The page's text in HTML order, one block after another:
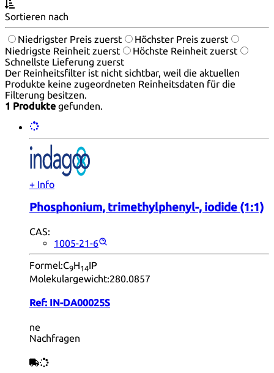
Sortieren nach
Niedrigster Preis zuerst
Höchster Preis zuerst
Niedrigste Reinheit zuerst
Höchste Reinheit zuerst
Schnellste Lieferung zuerst
Der Reinheitsfilter ist nicht sichtbar, weil die aktuellen
Produkte keine zugeordneten Reinheitsdaten für die
Filterung besitzen.
1 Produkte gefunden.
+ Info
Phosphonium, trimethylphenyl-, iodide (1:1)
CAS:
1005-21-6
Formel:C9H14IP
Molekulargewicht:280.0857
Ref: IN-DA00025S
ne
Nachfragen